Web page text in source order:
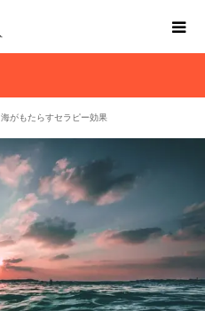
海がもたらすセラピー効果